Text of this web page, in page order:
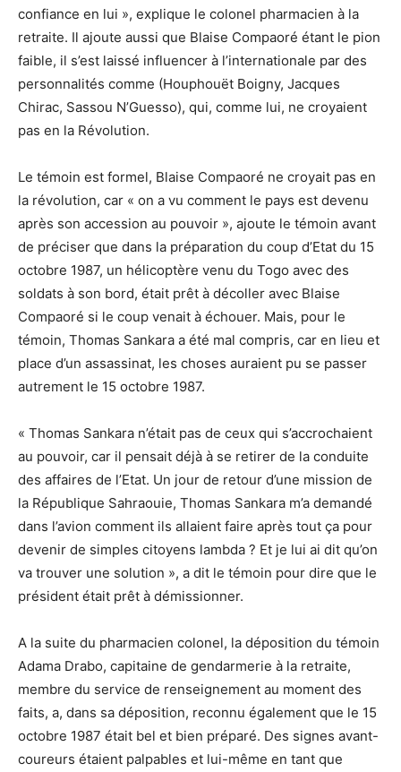
confiance en lui », explique le colonel pharmacien à la
retraite. Il ajoute aussi que Blaise Compaoré étant le pion
faible, il s’est laissé influencer à l’internationale par des
personnalités comme (Houphouët Boigny, Jacques
Chirac, Sassou N’Guesso), qui, comme lui, ne croyaient
pas en la Révolution.
Le témoin est formel, Blaise Compaoré ne croyait pas en
la révolution, car « on a vu comment le pays est devenu
après son accession au pouvoir », ajoute le témoin avant
de préciser que dans la préparation du coup d’Etat du 15
octobre 1987, un hélicoptère venu du Togo avec des
soldats à son bord, était prêt à décoller avec Blaise
Compaoré si le coup venait à échouer. Mais, pour le
témoin, Thomas Sankara a été mal compris, car en lieu et
place d’un assassinat, les choses auraient pu se passer
autrement le 15 octobre 1987.
« Thomas Sankara n’était pas de ceux qui s’accrochaient
au pouvoir, car il pensait déjà à se retirer de la conduite
des affaires de l’Etat. Un jour de retour d’une mission de
la République Sahraouie, Thomas Sankara m’a demandé
dans l’avion comment ils allaient faire après tout ça pour
devenir de simples citoyens lambda ? Et je lui ai dit qu’on
va trouver une solution », a dit le témoin pour dire que le
président était prêt à démissionner.
A la suite du pharmacien colonel, la déposition du témoin
Adama Drabo, capitaine de gendarmerie à la retraite,
membre du service de renseignement au moment des
faits, a, dans sa déposition, reconnu également que le 15
octobre 1987 était bel et bien préparé. Des signes avant-
coureurs étaient palpables et lui-même en tant que